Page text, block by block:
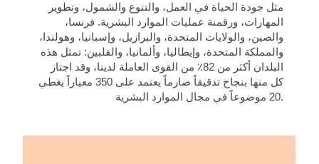
مثل جودة الحياة في العمل، والتنوع والشمول، وتطوير
المهارات، ورقمنة عمليات الموارد البشرية. فرنسا،
والصين، والولايات المتحدة، والبرازيل، وإسبانيا، وهولندا،
والمملكة المتحدة، وإيطاليا، وألمانيا، والفلبين: تمثل هذه
البلدان أكثر من 82٪ من القوى العاملة لدينا، وقد اجتاز
كل منها بنجاح تدقيقاً صارماً يعتمد على 350 معياراً يغطي
20 موضوعاً في مجال الموارد البشرية.